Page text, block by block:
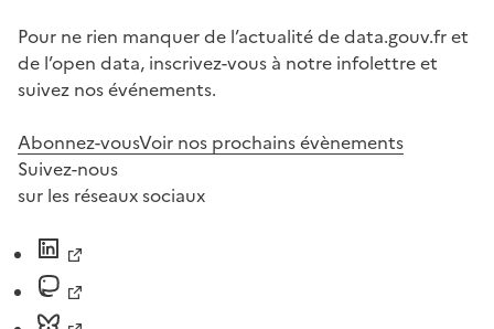
Pour ne rien manquer de l’actualité de data.gouv.fr et
de l’open data, inscrivez-vous à notre infolettre et
suivez nos événements.
Abonnez-vousVoir nos prochains évènements
Suivez-nous
sur les réseaux sociaux